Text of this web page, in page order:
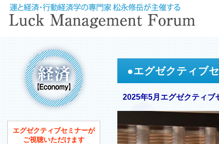
エグゼクティブセミナーが
ご視聴いただけます
●エグゼクティブ
2025年5月エグゼクティブ